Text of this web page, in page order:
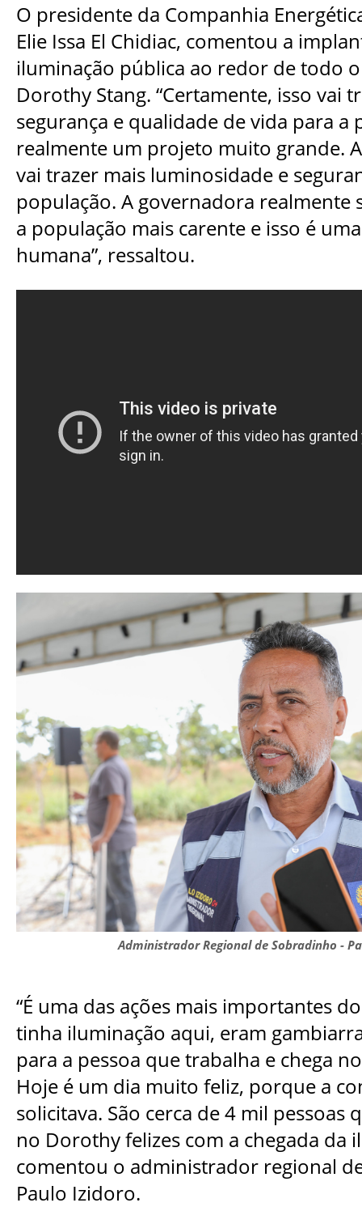
O presidente da Companhia
Elie Issa El Chidiac, comentou a
iluminação pública ao redor de todo
Dorothy Stang. “Certamente, isso vai
segurança e qualidade de vida para a
realmente um projeto muito grande.
vai trazer mais luminosidade e
população. A governadora realmente
a população mais carente e isso é
humana”, ressaltou.
Administrador Regional de Sobradinho -
“É uma das ações mais importantes
tinha iluminação aqui, eram
para a pessoa que trabalha e chega
Hoje é um dia muito feliz, porque a
solicitava. São cerca de 4 mil pessoas
no Dorothy felizes com a chegada da
comentou o administrador regional
Paulo Izidoro.